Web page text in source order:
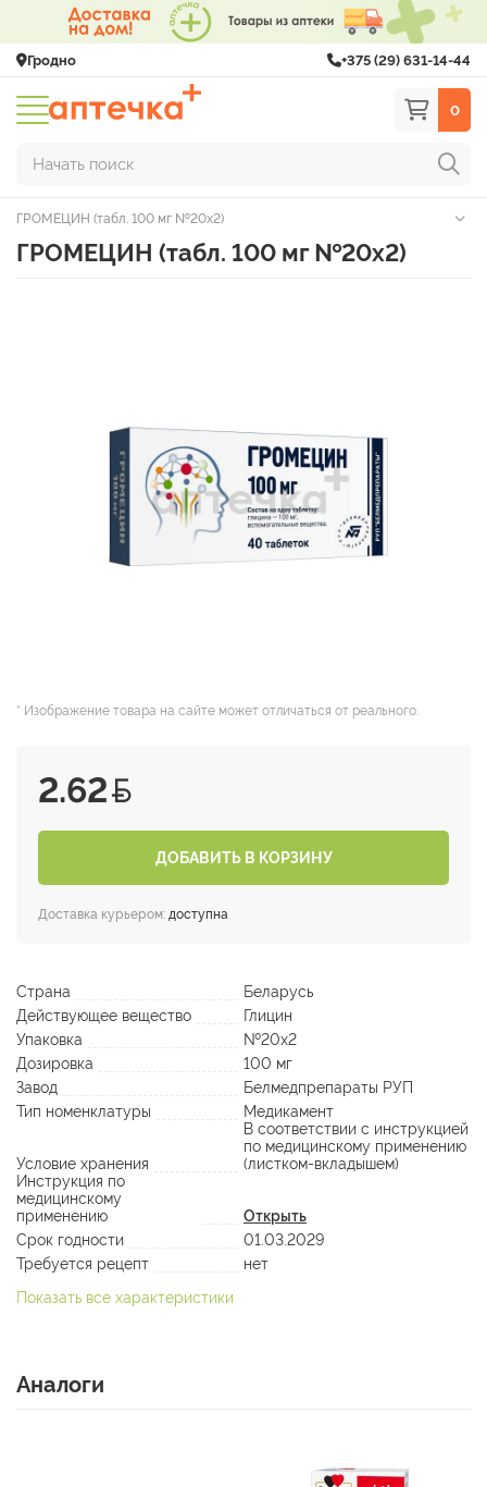
Гродно +375 (29) 631-14-44
0
Начать поиск
ГРОМЕЦИН (табл. 100 мг №20х2)
ГРОМЕЦИН (табл. 100 мг №20х2)
* Изображение товара на сайте может отличаться от реального.
2.62
ДОБАВИТЬ В КОРЗИНУ
Доставка курьером: доступна
Страна
Беларусь
Действующее вещество
Глицин
Упаковка
№20х2
Дозировка
100 мг
Завод
Белмедпрепараты РУП
Тип номенклатуры
Медикамент
Условие хранения
В соответствии с инструкцией
по медицинскому применению
(листком-вкладышем)
Инструкция по
медицинскому
применению
Открыть
Срок годности
01.03.2029
Требуется рецепт
нет
Показать все характеристики
Аналоги